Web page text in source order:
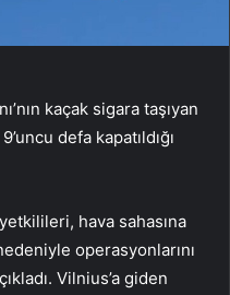
kaçak sigara taşıyan
defa kapatıldığı
hava sahasına
operasyonlarını
Vilnius’a giden